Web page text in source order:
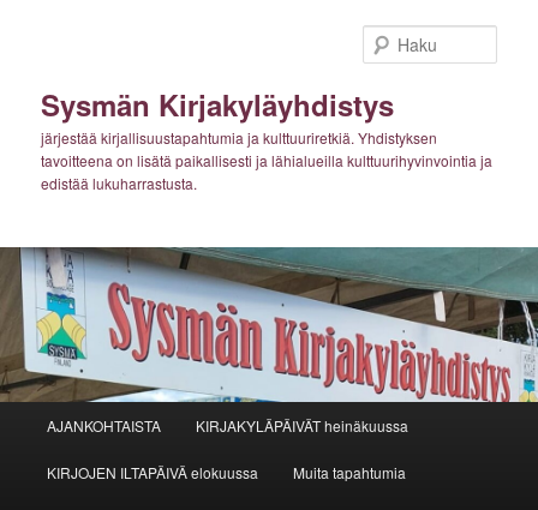
Sysmän Kirjakyläyhdistys
järjestää kirjallisuustapahtumia ja kulttuuriretkiä. Yhdistyksen
tavoitteena on lisätä paikallisesti ja lähialueilla kulttuurihyvinvointia ja
edistää lukuharrastusta.
AJANKOHTAISTA KIRJAKYLÄPÄIVÄT heinäkuussa
KIRJOJEN ILTAPÄIVÄ elokuussa Muita tapahtumia